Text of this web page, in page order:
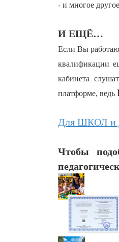
- и многое
И ЕЩЁ…
Если Вы
квалификации
кабинета
платформе, ведь
Для ШКОЛ и
Чтобы